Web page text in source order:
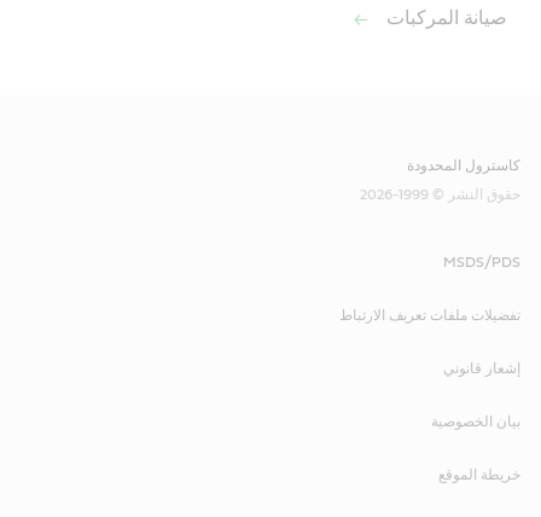
صيانة المركبات
كاسترول المحدودة
حقوق النشر © 1999-2026
MSDS/PDS
تفضيلات ملفات تعريف الارتباط
إشعار قانوني
بيان الخصوصية
خريطة الموقع